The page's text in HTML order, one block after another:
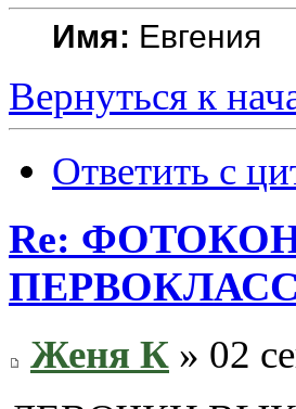
Имя: Евгения
Вернуться к
Ответить с
Re:
Женя К » 02